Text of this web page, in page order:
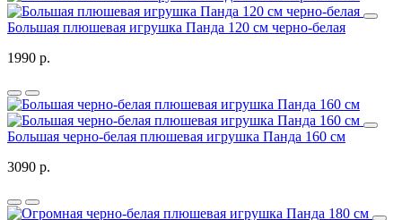
Большая плюшевая игрушка Панда 120 см черно-белая
1990 р.
Большая черно-белая плюшевая игрушка Панда 160 см
3090 р.